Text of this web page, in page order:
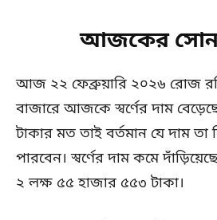
আজকের
আজ ২২ ফেব্রুয়ারি ২০২৬ রোজ
বাজারে আজকে স্বর্ণের দাম
টাকার মত তাই বর্তমান যে দাম
পারবেন। স্বর্ণের দাম কমে
২ লক্ষ ৫৫ হাজার ৫৫৩ টাকা।